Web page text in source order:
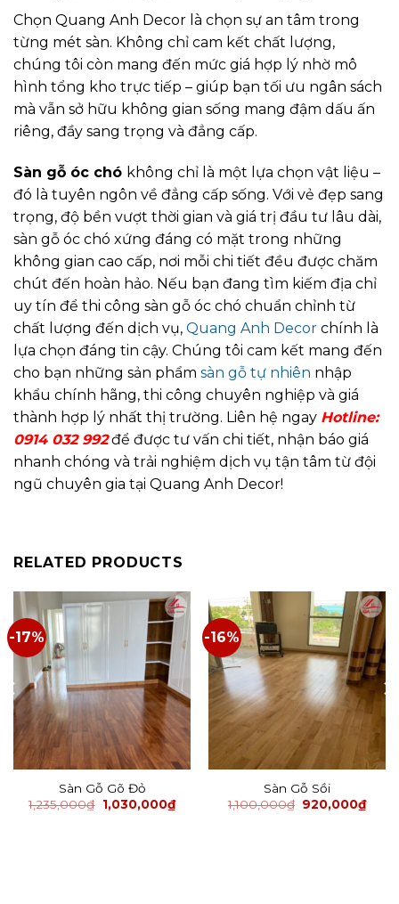
Chọn Quang Anh Decor là chọn sự an tâm trong
từng mét sàn. Không chỉ cam kết chất lượng,
chúng tôi còn mang đến mức giá hợp lý nhờ mô
hình tổng kho trực tiếp – giúp bạn tối ưu ngân sách
mà vẫn sở hữu không gian sống mang đậm dấu ấn
riêng, đầy sang trọng và đẳng cấp.
Sàn gỗ óc chó không chỉ là một lựa chọn vật liệu –
đó là tuyên ngôn về đẳng cấp sống. Với vẻ đẹp sang
trọng, độ bền vượt thời gian và giá trị đầu tư lâu dài,
sàn gỗ óc chó xứng đáng có mặt trong những
không gian cao cấp, nơi mỗi chi tiết đều được chăm
chút đến hoàn hảo. Nếu bạn đang tìm kiếm địa chỉ
uy tín để thi công sàn gỗ óc chó chuẩn chỉnh từ
chất lượng đến dịch vụ, Quang Anh Decor chính là
lựa chọn đáng tin cậy. Chúng tôi cam kết mang đến
cho bạn những sản phẩm sàn gỗ tự nhiên nhập
khẩu chính hãng, thi công chuyên nghiệp và giá
thành hợp lý nhất thị trường. Liên hệ ngay Hotline:
0914 032 992để được tư vấn chi tiết, nhận báo giá
nhanh chóng và trải nghiệm dịch vụ tận tâm từ đội
ngũ chuyên gia tại Quang Anh Decor!
RELATED PRODUCTS
-17%
Sàn Gỗ Gõ Đỏ
1,235,000₫ 1,030,000₫
-16%
Sàn Gỗ Sồi
1,100,000₫ 920,000₫